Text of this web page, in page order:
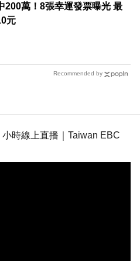
200萬！8張幸運發票曝光 最
元
Recommended by
時線上直播｜Taiwan EBC